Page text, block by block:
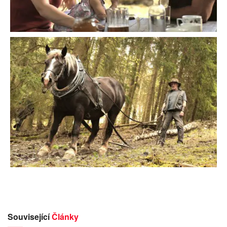
SouvisejícíČlánky